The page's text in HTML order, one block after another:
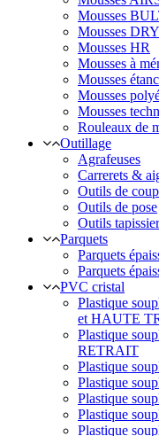
Mousses
Mousses
Mousses HR
Mousses à
Mousses
Mousses
Mousses
Rouleaux de
Outillage
Agrafeuses
Carrerets &
Outils de
Outils de pose
Outils tapissier
Parquets
Parquets
Parquets
PVC cristal
Plastique
et HAUTE
Plastique
RETRAIT
Plastique
Plastique
Plastique
Plastique
Plastique